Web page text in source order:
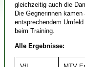
gleichzeitig auch die
Die Gegnerinnen
entsprechendem
beim Training.
Alle Ergebnisse: